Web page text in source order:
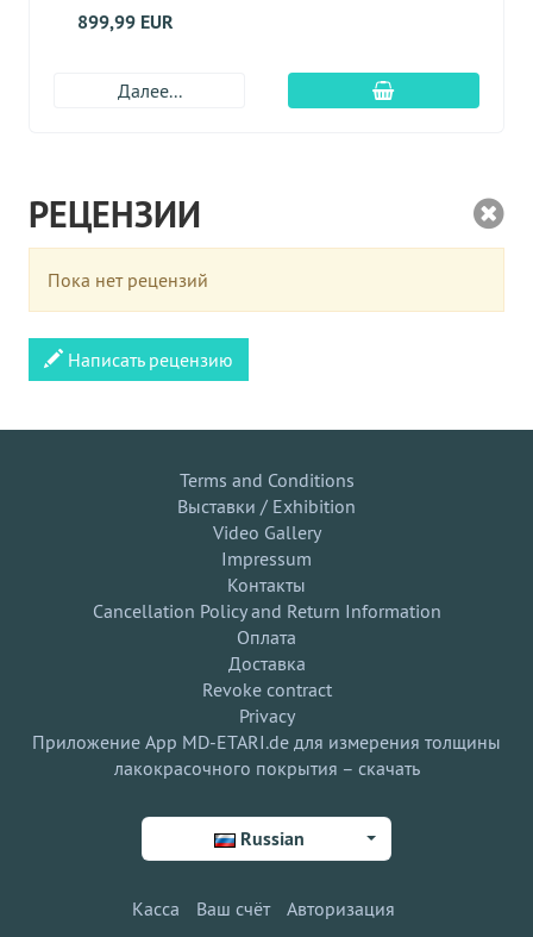
899,99 EUR
Далее... Добавить в
РЕЦЕНЗИИ
Пока нет рецензий
Написать рецензию
Terms and Conditions
Выставки / Exhibition
Video Gallery
Impressum
Контакты
Cancellation Policy and Return Information
Оплата
Доставка
Revoke contract
Privacy
Приложение App MD-ETARI.de для измерения толщины
лакокрасочного покрытия – скачать
Russian
Касса Ваш счёт Авторизация